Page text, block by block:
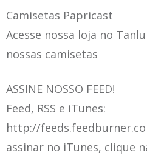
Camisetas Papricast
Acesse nossa loja no
nossas camisetas
ASSINE NOSSO FEED!
Feed, RSS e iTunes:
http://
assinar no iTunes, clique